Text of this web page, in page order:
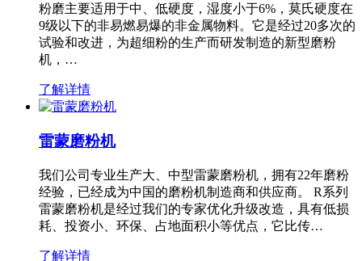
粉磨主要适用于中、低硬度，湿度小于6%，莫氏硬度在
9级以下的非易燃易爆的非金属物料。它是经过20多次的
试验和改进，为超细粉的生产而研发制造的新型磨粉
机，…
了解详情
雷蒙磨粉机
我们公司专业生产大、中型雷蒙磨粉机，拥有22年磨粉
经验，已经成为中国的磨粉机制造商和供应商。 R系列
雷蒙磨粉机是经过我们的专家优化升级改造，具有低损
耗、投资小、环保、占地面积小等优点，它比传…
了解详情